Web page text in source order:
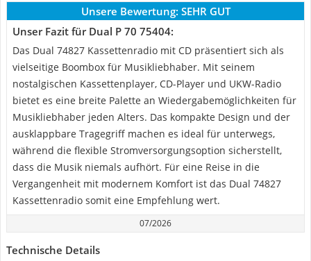
Unsere Bewertung: SEHR GUT
Unser Fazit für Dual P 70 75404:
Das Dual 74827 Kassettenradio mit CD präsentiert sich als
vielseitige Boombox für Musikliebhaber. Mit seinem
nostalgischen Kassettenplayer, CD-Player und UKW-Radio
bietet es eine breite Palette an Wiedergabemöglichkeiten für
Musikliebhaber jeden Alters. Das kompakte Design und der
ausklappbare Tragegriff machen es ideal für unterwegs,
während die flexible Stromversorgungsoption sicherstellt,
dass die Musik niemals aufhört. Für eine Reise in die
Vergangenheit mit modernem Komfort ist das Dual 74827
Kassettenradio somit eine Empfehlung wert.
07/2026
Technische Details